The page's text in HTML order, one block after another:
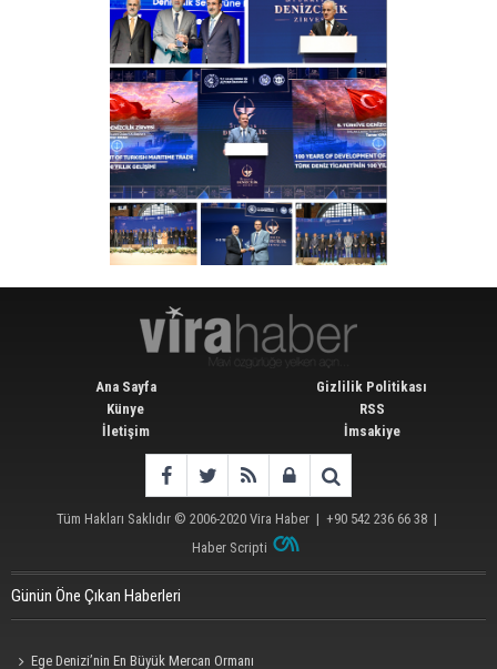
Ana Sayfa
Künye
İletişim
Gizlilik Politikası
RSS
İmsakiye
Tüm Hakları Saklıdır © 2006-2020 Vira Haber | +90 542 236 66 38 |
Haber Scripti
Günün Öne Çıkan Haberleri
Ege Denizi’nin En Büyük Mercan Ormanı